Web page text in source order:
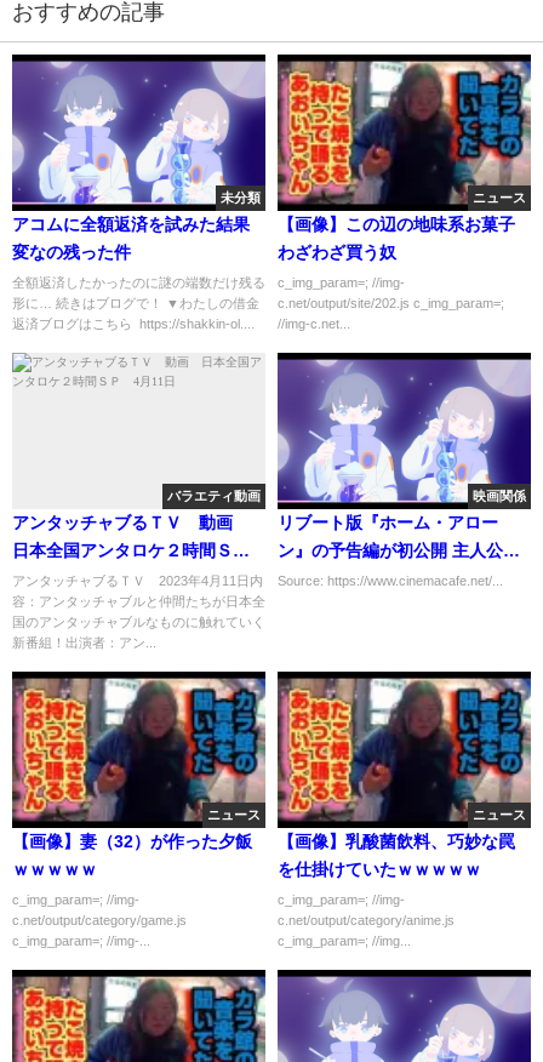
おすすめの記事
未分類
アコムに全額返済を試みた結果
変なの残った件
全額返済したかったのに謎の端数だけ残る
形に… 続きはブログで！ ▼わたしの借金
返済ブログはこちら ‪ https://shakkin-ol....
ニュース
【画像】この辺の地味系お菓子
わざわざ買う奴
c_img_param=; //img-
c.net/output/site/202.js c_img_param=;
//img-c.net...
バラエティ動画
アンタッチャブるＴＶ 動画
日本全国アンタロケ２時間Ｓ
Ｐ 4月11日
アンタッチャブるＴＶ 2023年4月11日内
容：アンタッチャブルと仲間たちが日本全
国のアンタッチャブルなものに触れていく
新番組！出演者：アン...
映画関係
リブート版『ホーム・アロー
ン』の予告編が初公開 主人公の
少年の家族は東京旅行へ
Source: https://www.cinemacafe.net/...
ニュース
【画像】妻（32）が作った夕飯
ｗｗｗｗｗ
c_img_param=; //img-
c.net/output/category/game.js
c_img_param=; //img-...
ニュース
【画像】乳酸菌飲料、巧妙な罠
を仕掛けていたｗｗｗｗｗ
c_img_param=; //img-
c.net/output/category/anime.js
c_img_param=; //img...